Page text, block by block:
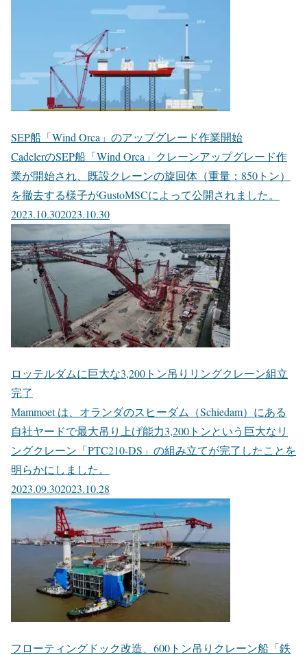
SEP船「Wind Orca」のアップグレード作業開始
CadelerのSEP船「Wind Orca」クレーンアップグレード作
業が開始され、既設クレーンの旋回体（重量：850トン）
を撤去する様子がGustoMSCによって公開されました。
2023.10.302023.10.30
ロッテルダムに巨大な3,200トン吊りリングクレーン組立
完了
Mammoet は、オランダのスヒーダム（Schiedam）にある
自社ヤードで最大吊り上げ能力3,200トンという巨大なリ
ングクレーン「PTC210-DS」の組み立てが完了したことを
明らかにしました。
2023.09.302023.10.28
フローティングドック改造、600トン吊りクレーン船「鉄